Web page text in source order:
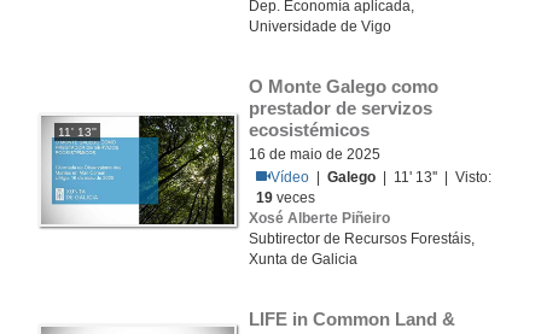
Dep. Economía aplicada,
Universidade de Vigo
11' 13''
O Monte Galego como
prestador de servizos
ecosistémicos
16 de maio de 2025
Vídeo |Galego | 11' 13'' | Visto:
19 veces
Xosé Alberte Piñeiro
Subtirector de Recursos Forestáis,
Xunta de Galicia
LIFE in Common Land &